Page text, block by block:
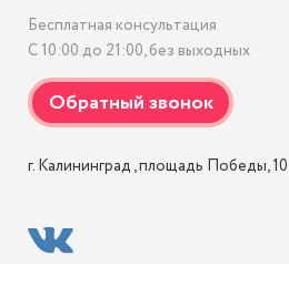
Бесплатная консультация
С 10:00 до 21:00, без выходных
г. Калининград , площадь Победы, 10